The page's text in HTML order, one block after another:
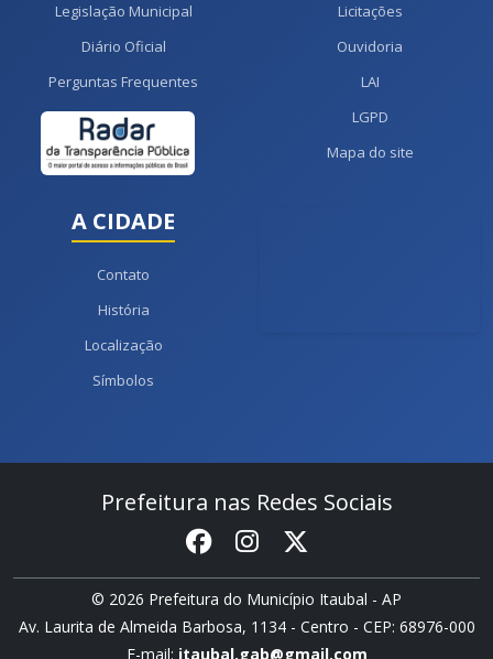
Legislação Municipal
Diário Oficial
Perguntas Frequentes
Licitações
Ouvidoria
LAI
LGPD
Mapa do site
A CIDADE
Contato
História
Localização
Símbolos
Prefeitura nas Redes Sociais
© 2026 Prefeitura do Município Itaubal - AP
Av. Laurita de Almeida Barbosa, 1134 - Centro - CEP: 68976-000
E-mail: itaubal.gab@gmail.com